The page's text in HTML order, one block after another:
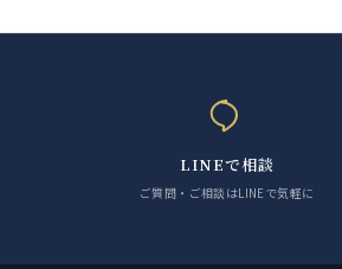
LINEで相談
ご質問・ご相談はLINEで気軽に